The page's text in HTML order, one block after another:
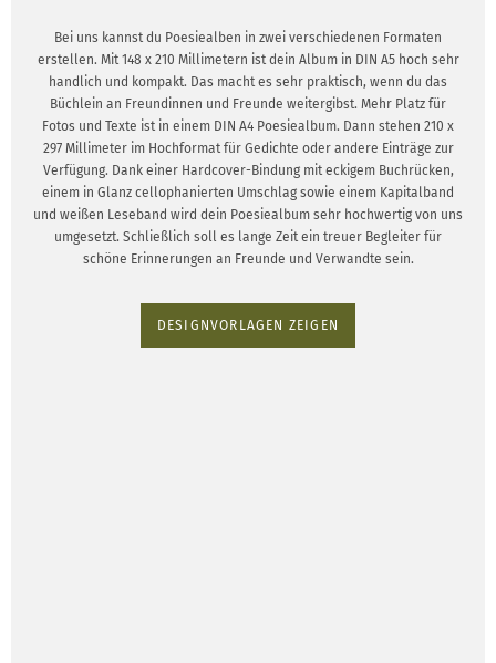
Bei uns kannst du Poesiealben in zwei verschiedenen Formaten
erstellen. Mit 148 x 210 Millimetern ist dein Album in DIN A5 hoch sehr
handlich und kompakt. Das macht es sehr praktisch, wenn du das
Büchlein an Freundinnen und Freunde weitergibst. Mehr Platz für
Fotos und Texte ist in einem DIN A4 Poesiealbum. Dann stehen 210 x
297 Millimeter im Hochformat für Gedichte oder andere Einträge zur
Verfügung. Dank einer Hardcover-Bindung mit eckigem Buchrücken,
einem in Glanz cellophanierten Umschlag sowie einem Kapitalband
und weißen Leseband wird dein Poesiealbum sehr hochwertig von uns
umgesetzt. Schließlich soll es lange Zeit ein treuer Begleiter für
schöne Erinnerungen an Freunde und Verwandte sein.
DESIGNVORLAGEN ZEIGEN